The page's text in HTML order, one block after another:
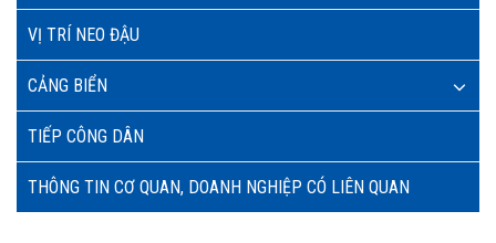
VỊ TRÍ NEO ĐẬU
CẢNG BIỂN
TIẾP CÔNG DÂN
THÔNG TIN CƠ QUAN, DOANH NGHIỆP CÓ LIÊN QUAN